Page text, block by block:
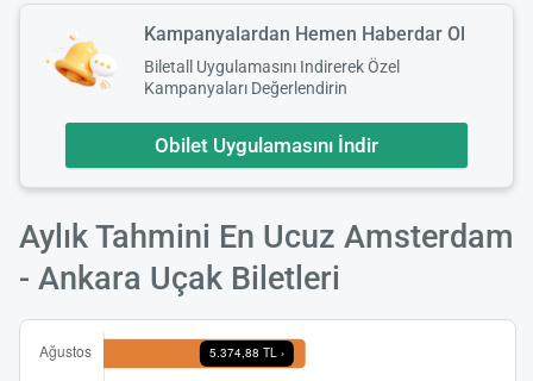
Kampanyalardan Hemen Haberdar Ol
Biletall Uygulamasını Indirerek Özel
Kampanyaları Değerlendirin
Obilet Uygulamasını İndir
Aylık Tahmini En Ucuz Amsterdam
- Ankara Uçak Biletleri